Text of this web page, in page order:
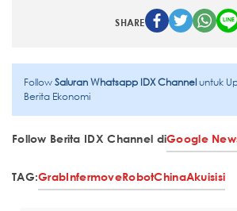
SHARE
FollowSaluran Whatsapp IDX Channeluntuk
Berita Ekonomi
Follow Berita IDX Channel diGoogle
TAG:GrabInfermoveRobotChinaAkuisisi